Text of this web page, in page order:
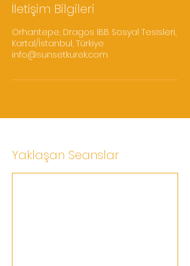
İletişim Bilgileri
Orhantepe, Dragos IBB Sosyal Tesisleri,
Kartal/İstanbul, Türkiye
info@sunsetkurek.com
Yaklaşan Seanslar